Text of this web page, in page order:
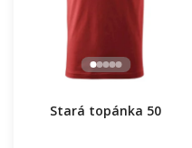
Stará topánka 50